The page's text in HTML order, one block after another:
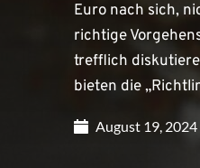
Euro nach sich,
richtige
trefflich
bieten die
August 19, 2024